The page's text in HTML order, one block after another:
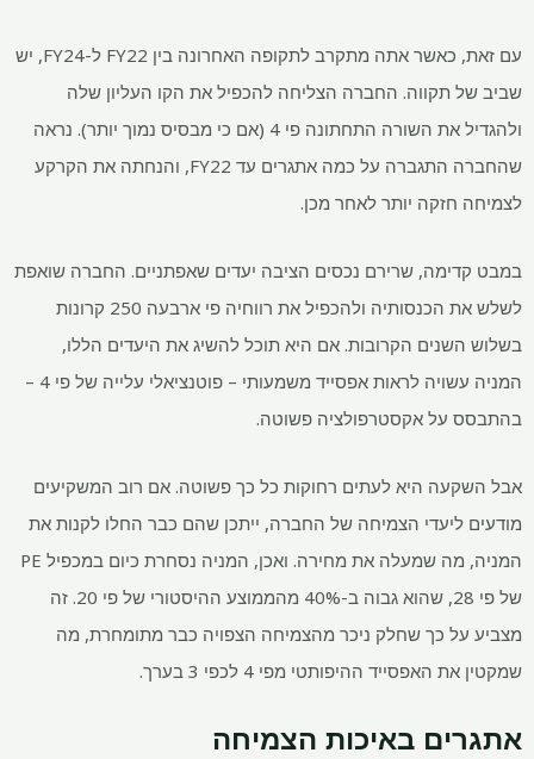
עם זאת, כאשר אתה מתקרב לתקופה האחרונה בין FY22 ל-FY24, יש
שביב של תקווה. החברה הצליחה להכפיל את הקו העליון שלה
ולהגדיל את השורה התחתונה פי 4 (אם כי מבסיס נמוך יותר). נראה
שהחברה התגברה על כמה אתגרים עד FY22, והנחתה את הקרקע
לצמיחה חזקה יותר לאחר מכן.
במבט קדימה, שרירם נכסים הציבה יעדים שאפתניים. החברה שואפת
לשלש את הכנסותיה ולהכפיל את רווחיה פי ארבעה
250 קרונות
בשלוש השנים הקרובות. אם היא תוכל להשיג את היעדים הללו,
המניה עשויה לראות אפסייד משמעותי – פוטנציאלי עלייה של פי 4 –
בהתבסס על אקסטרפולציה פשוטה.
אבל השקעה היא לעתים רחוקות כל כך פשוטה. אם רוב המשקיעים
מודעים ליעדי הצמיחה של החברה, ייתכן שהם כבר החלו לקנות את
המניה, מה שמעלה את מחירה. ואכן, המניה נסחרת כיום במכפיל PE
של פי 28, שהוא גבוה ב-40% מהממוצע ההיסטורי של פי 20. זה
מצביע על כך שחלק ניכר מהצמיחה הצפויה כבר מתומחרת, מה
שמקטין את האפסייד ההיפותטי מפי 4 לכפי 3 בערך.
אתגרים באיכות הצמיחה